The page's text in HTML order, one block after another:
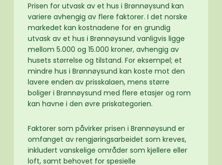
Prisen for utvask av et hus i Brønnøysund kan
variere avhengig av flere faktorer. I det norske
markedet kan kostnadene for en grundig
utvask av et hus i Brønnøysund vanligvis ligge
mellom 5.000 og 15.000 kroner, avhengig av
husets størrelse og tilstand. For eksempel; et
mindre hus i Brønnøysund kan koste mot den
lavere enden av prisskalaen, mens større
boliger i Brønnøysund med flere etasjer og rom
kan havne i den øvre priskategorien.
Faktorer som påvirker prisen i Brønnøysund er
omfanget av rengjøringsarbeidet som kreves,
inkludert vanskelige områder som kjellere eller
loft, samt behovet for spesielle